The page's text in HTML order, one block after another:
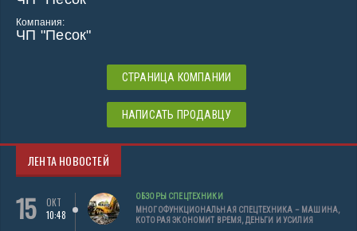
Компания:
ЧП "Песок"
СТРАНИЦА КОМПАНИИ
НАПИСАТЬ ПРОДАВЦУ
ЛЕНТА НОВОСТЕЙ
15
ОКТ
10:48
ОБЗОРЫ СПЕЦТЕХНИКИ
МНОГОФУНКЦИОНАЛЬНАЯ СПЕЦТЕХНИКА – МАШИНА,
КОТОРАЯ ЭКОНОМИТ ВРЕМЯ, ДЕНЬГИ И УСИЛИЯ